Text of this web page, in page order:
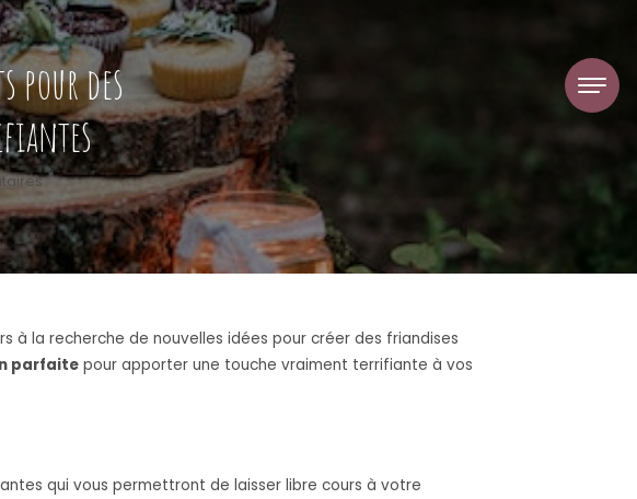
pour des
la recherche de nouvelles idées pour créer des friandises
parfaite pour apporter une touche vraiment terrifiante à vos
qui vous permettront de laisser libre cours à votre